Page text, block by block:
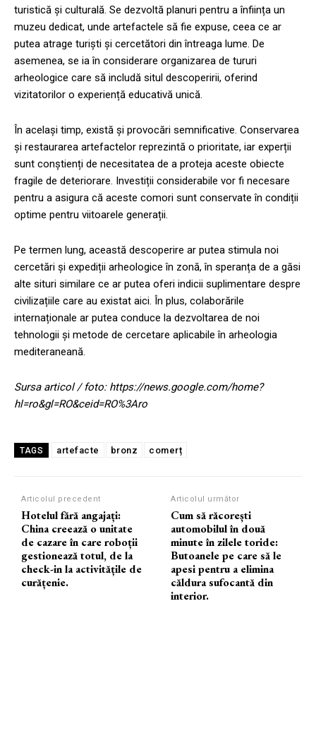
turistică și culturală. Se dezvoltă planuri pentru a înființa un
muzeu dedicat, unde artefactele să fie expuse, ceea ce ar
putea atrage turiști și cercetători din întreaga lume. De
asemenea, se ia în considerare organizarea de tururi
arheologice care să includă situl descoperirii, oferind
vizitatorilor o experiență educativă unică.
În același timp, există și provocări semnificative. Conservarea
și restaurarea artefactelor reprezintă o prioritate, iar experții
sunt conștienți de necesitatea de a proteja aceste obiecte
fragile de deteriorare. Investiții considerabile vor fi necesare
pentru a asigura că aceste comori sunt conservate în condiții
optime pentru viitoarele generații.
Pe termen lung, această descoperire ar putea stimula noi
cercetări și expediții arheologice în zonă, în speranța de a găsi
alte situri similare ce ar putea oferi indicii suplimentare despre
civilizațiile care au existat aici. În plus, colaborările
internaționale ar putea conduce la dezvoltarea de noi
tehnologii și metode de cercetare aplicabile în arheologia
mediteraneană.
Sursa articol / foto: https://news.google.com/home?
hl=ro&gl=RO&ceid=RO%3Aro
TAGS artefacte bronz comerț
Articolul precedent
Hotelul fără angajați:
China creează o unitate
de cazare în care roboții
gestionează totul, de la
check-in la activitățile de
curățenie.
Articolul următor
Cum să răcorești
automobilul în două
minute în zilele toride:
Butoanele pe care să le
apesi pentru a elimina
căldura sufocantă din
interior.